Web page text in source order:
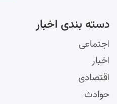
دسته‌ بندی اخبار
اجتماعی
اخبار
اقتصادی
حوادث